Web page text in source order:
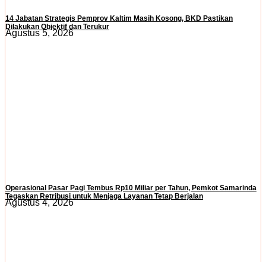
14 Jabatan Strategis Pemprov Kaltim Masih Kosong, BKD Pastikan
Dilakukan Objektif dan Terukur
Agustus 5, 2026
Operasional Pasar Pagi Tembus Rp10 Miliar per Tahun, Pemkot Samarinda
Tegaskan Retribusi untuk Menjaga Layanan Tetap Berjalan
Agustus 4, 2026